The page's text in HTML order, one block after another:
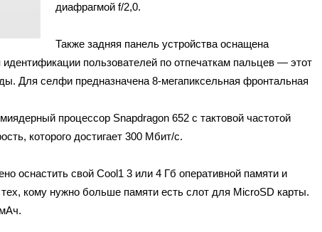
диафрагмой f/2,0.
Также задняя панель устройства оснащена
пользователей по отпечаткам пальцев — этот
Для селфи предназначена 8-мегапиксельная фронтальная
процессор Snapdragon 652 с тактовой частотой
которого достигает 300 Мбит/с.
оснастить свой Cool1 3 или 4 Гб оперативной памяти и
кому нужно больше памяти есть слот для MicroSD карты.